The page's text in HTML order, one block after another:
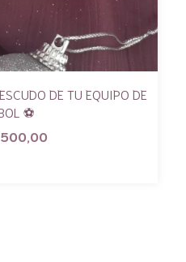
DE TU EQUIPO DE
⚽